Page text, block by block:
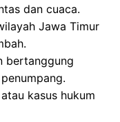
dan cuaca.
Jawa Timur
bertanggung
kasus hukum